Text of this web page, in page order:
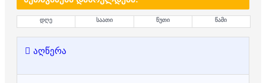
აღწერა
დღე საათი წუთი წამი